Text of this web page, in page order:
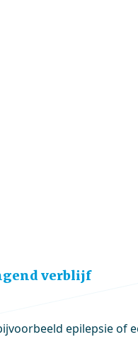
verblijf
epilepsie of